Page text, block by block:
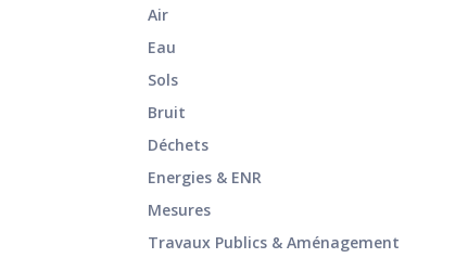
Air
Eau
Sols
Bruit
Déchets
Energies & ENR
Mesures
Travaux Publics & Aménagement